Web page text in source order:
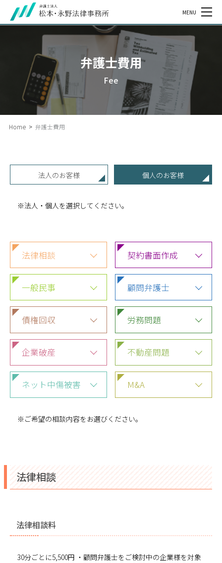
MENU
弁護士費用
Fee
Home > 弁護士費用
法人のお客様 個人のお客様
※法人・個人を選択してください。
法律相談 契約書面作成
一般民事 顧問弁護士
債権回収 労務問題
企業破産 不動産問題
ネット中傷被害 M&A
※ご希望の相談内容をお選びください。
法律相談
法律相談料
30分ごとに5,500円 ・顧問弁護士をご検討中の企業様を対象